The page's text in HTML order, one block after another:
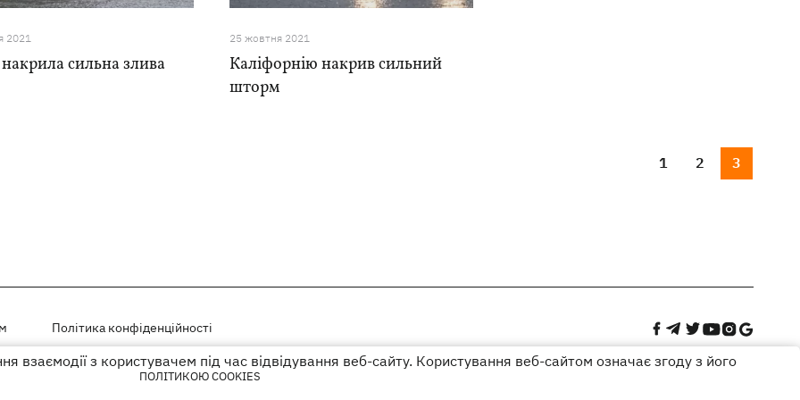
2021
накрила сильна злива
25 жовтня 2021
Каліфорнію накрив сильний
шторм
1 2 3
Політика конфіденційності
на правах рекламиз користувачем під час відвідування веб-сайту. Користування веб-сайтом означає згоду з його
ПОЛІТИКОЮ COOKIES